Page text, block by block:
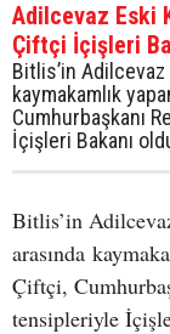
Adilcevaz Eski
Çiftçi İçişleri
Bitlis’in
kaymakamlık
Cumhurbaşkanı
İçişleri Bakanı
Bitlis’in
arasında
Çiftçi,
tensipleriyle